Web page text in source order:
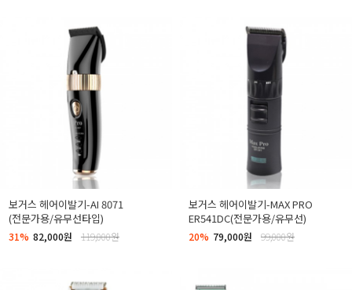
보거스 헤어이발기-AI 8071
(전문가용/유무선타입)
31% 82,000원 119,000원
보거스 헤어이발기-MAX PRO
ER541DC(전문가용/유무선)
20% 79,000원 99,000원